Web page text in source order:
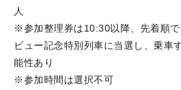
人
※参加整理券は10:30以降、先着順
ビュー記念特別列車に当選し、乗車
能性あり
※参加時間は選択不可